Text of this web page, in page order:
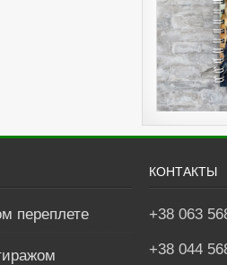
переплете
КОНТАКТЫ
+38 063
+38 044